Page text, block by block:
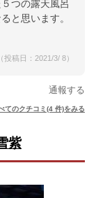
つの露天風呂
と思います。
稿日：2021/3/ 8）
通報する
てのクチコミ(4 件)をみる
紫